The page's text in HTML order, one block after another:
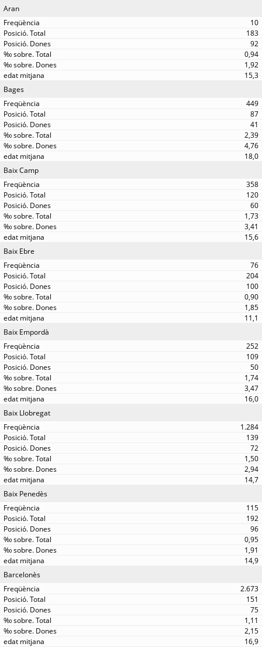
Aran
10
183
92
0,94
1,92
15,3
Bages
449
87
41
2,39
4,76
18,0
Baix Camp
358
120
60
1,73
3,41
15,6
Baix Ebre
76
204
100
0,90
1,85
11,1
Baix Empordà
252
109
50
1,74
3,47
16,0
Baix Llobregat
1.284
139
72
1,50
2,94
14,7
Baix Penedès
115
192
96
0,95
1,91
14,9
Barcelonès
2.673
151
75
1,11
2,15
16,9